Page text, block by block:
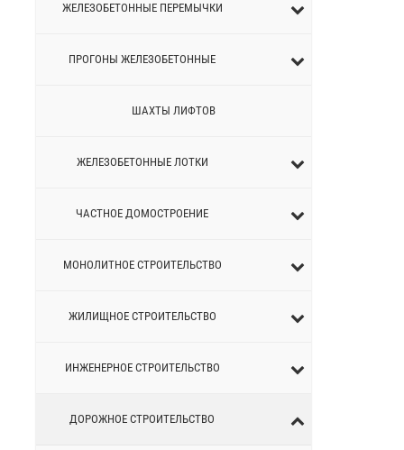
ЖЕЛЕЗОБЕТОННЫЕ ПЕРEМЫЧКИ
ПРОГОНЫ ЖЕЛЕЗОБЕТОННЫЕ
ШАХТЫ ЛИФТОВ
ЖЕЛЕЗОБЕТОННЫЕ ЛОТКИ
ЧАСТНОЕ ДОМОСТРОЕНИЕ
МОНОЛИТНОЕ СТРОИТЕЛЬСТВО
ЖИЛИЩНОЕ СТРОИТЕЛЬСТВО
ИНЖЕНЕРНОЕ СТРОИТЕЛЬСТВО
ДОРОЖНОЕ СТРОИТЕЛЬСТВО